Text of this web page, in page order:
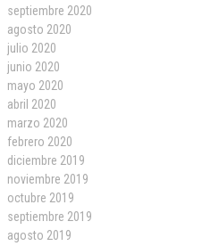
septiembre 2020
agosto 2020
julio 2020
junio 2020
mayo 2020
abril 2020
marzo 2020
febrero 2020
diciembre 2019
noviembre 2019
octubre 2019
septiembre 2019
agosto 2019